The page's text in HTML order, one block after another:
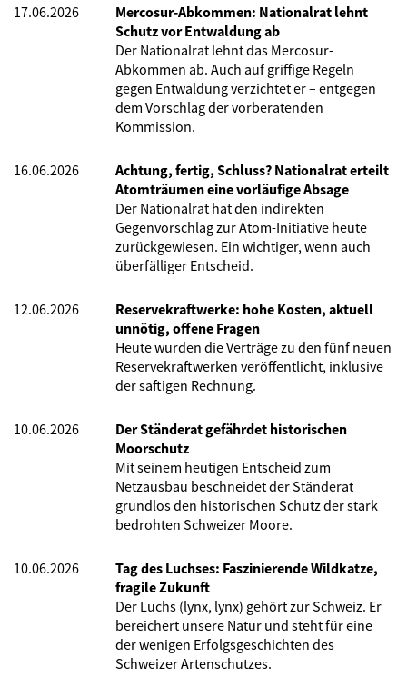
17.06.2026
Mercosur-Abkommen: Nationalrat lehnt
Schutz vor Entwaldung ab
Der Nationalrat lehnt das Mercosur-
Abkommen ab. Auch auf griffige Regeln
gegen Entwaldung verzichtet er – entgegen
dem Vorschlag der vorberatenden
Kommission.
16.06.2026
Achtung, fertig, Schluss? Nationalrat erteilt
Atomträumen eine vorläufige Absage
Der Nationalrat hat den indirekten
Gegenvorschlag zur Atom-Initiative heute
zurückgewiesen. Ein wichtiger, wenn auch
überfälliger Entscheid.
12.06.2026
Reservekraftwerke: hohe Kosten, aktuell
unnötig, offene Fragen
Heute wurden die Verträge zu den fünf neuen
Reservekraftwerken veröffentlicht, inklusive
der saftigen Rechnung.
10.06.2026
Der Ständerat gefährdet historischen
Moorschutz
Mit seinem heutigen Entscheid zum
Netzausbau beschneidet der Ständerat
grundlos den historischen Schutz der stark
bedrohten Schweizer Moore.
10.06.2026
Tag des Luchses: Faszinierende Wildkatze,
fragile Zukunft
Der Luchs (lynx, lynx) gehört zur Schweiz. Er
bereichert unsere Natur und steht für eine
der wenigen Erfolgsgeschichten des
Schweizer Artenschutzes.